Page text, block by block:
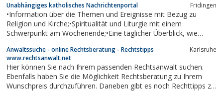
Unabhängiges katholisches Nachrichtenportal Fridingen
•Information über die Themen und Ereignisse mit Bezug zu
Religion und Kirche;•Spiritualität und Liturgie mit einem
Schwerpunkt am Wochenende;•Eine täglicher Überblick, wie
wahrgenommen wird;•Bistümern, Akademien,
Anwaltssuche - online Rechtsberatung - Rechtstipps
www.rechtsanwalt.net
Karlsruhe
Hier können Sie nach Ihrem passenden Rechtsanwalt suchen.
Ebenfalls haben Sie die Möglichkeit Rechtsberatung zu Ihrem
Wunschpreis durchzuführen. Daneben gibt es noch Rechttipps zu